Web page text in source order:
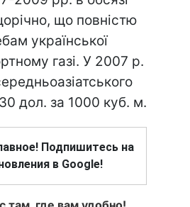
що повністю
української
газі. У 2007 р.
дол. за 1000 куб. м.
Подпишитесь на
в Google!